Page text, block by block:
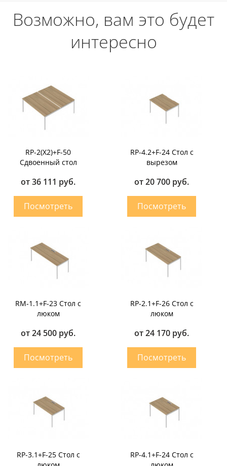
Возможно, вам это будет
интересно
RP-2(X2)+F-50
Сдвоенный стол
от 36 111 руб.
RP-4.2+F-24 Стол с
вырезом
от 20 700 руб.
RM-1.1+F-23 Стол с
люком
от 24 500 руб.
RP-2.1+F-26 Стол с
люком
от 24 170 руб.
RP-3.1+F-25 Стол с
RP-4.1+F-24 Стол с